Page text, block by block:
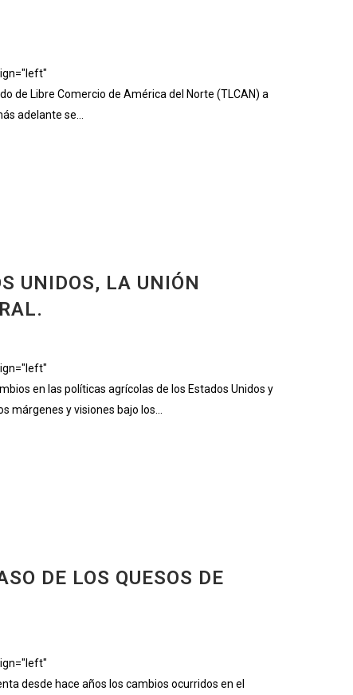
Libre Comercio de América del Norte (TLCAN) a
adelante se...
UNIDOS, LA UNIÓN
en las políticas agrícolas de los Estados Unidos y
y visiones bajo los...
DE LOS QUESOS DE
desde hace años los cambios ocurridos en el